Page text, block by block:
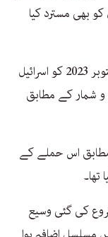
بھی مسترد کیا
حماس کے مسلح ونگ کی جانب سے سات اکتوبر 2023 کو اسرائیل
و شمار کے مطابق
اس حملے کے
کی گئی وسیع